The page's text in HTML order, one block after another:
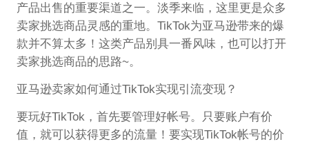
产品出售的重要渠道之一。淡季来临，这里更是众多
卖家挑选商品灵感的重地。TikTok为亚马逊带来的爆
款并不算太多！这类产品别具一番风味，也可以打开
卖家挑选商品的思路~。
亚马逊卖家如何通过TikTok实现引流变现？
要玩好TikTok，首先要管理好帐号。只要账户有价
值，就可以获得更多的流量！要实现TikTok帐号的价